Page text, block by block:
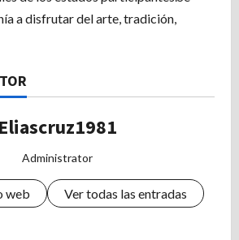
a disfrutar del arte, tradición,
Eliascruz1981
Administrator
web Ver todas las entradas